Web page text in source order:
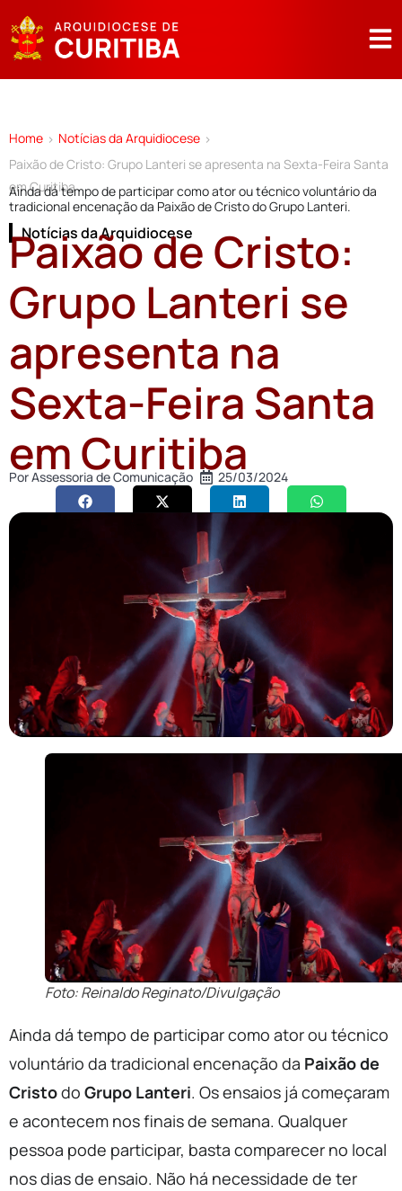
Home > Notícias da Arquidiocese >
Paixão de Cristo: Grupo Lanteri se apresenta na Sexta-Feira Santa
em Curitiba
Ainda dá tempo de participar como ator ou técnico voluntário da
tradicional encenação da Paixão de Cristo do Grupo Lanteri.
Notícias da Arquidiocese
Paixão de Cristo:
Grupo Lanteri se
apresenta na
Sexta-Feira Santa
em Curitiba
PorAssessoria de Comunicação 25/03/2024
Foto: Reinaldo Reginato/Divulgação
Ainda dá tempo de participar como ator ou técnico
voluntário da tradicional encenação da Paixão de
Cristodo Grupo Lanteri. Os ensaios já começaram
e acontecem nos finais de semana. Qualquer
pessoa pode participar, basta comparecer no local
nos dias de ensaio. Não há necessidade de ter